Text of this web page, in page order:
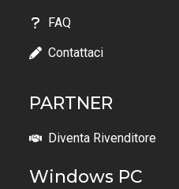
FAQ
Contattaci
PARTNER
Diventa Rivenditore
Windows PC